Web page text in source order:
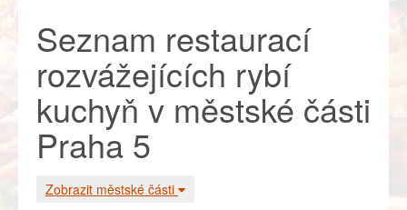
Seznam restaurací
rozvážejících rybí
kuchyň v městské části
Praha 5
Zobrazit městské části